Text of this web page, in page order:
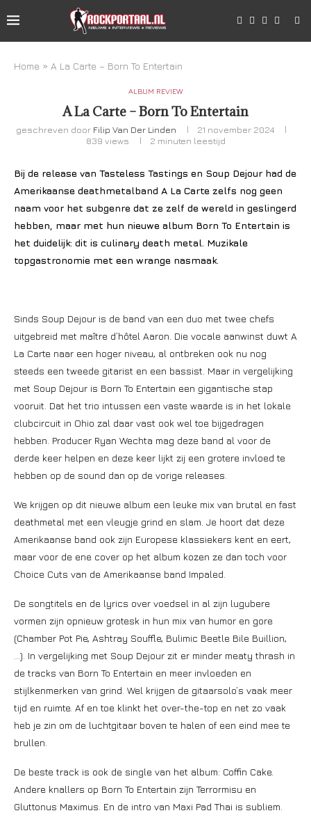
Home » A La Carte – Born To Entertain
ALBUM REVIEW
A La Carte – Born To Entertain
geschreven door Filip Van Der Linden
21 november 2024
839 views 2 minuten leestijd
Bij de release van Tasteless Tastings en Soup Dejour had de
Amerikaanse deathmetalband A La Carte zelfs nog geen
naam voor het subgenre dat ze zelf de wereld in geslingerd
hebben, maar met hun nieuwe album Born To Entertain is
het duidelijk: dit is culinary death metal. Muzikale
topgastronomie met een wrange nasmaak.
Sinds Soup Dejour is de band van een duo met twee chefs
uitgebreid met maître d’hôtel Aaron. Die vocale aanwinst duwt A
La Carte naar een hoger niveau, al ontbreken ook nu nog
steeds een tweede gitarist en een bassist. Maar in vergelijking
met Soup Dejour is Born To Entertain een gigantische stap
vooruit. Dat het trio intussen een vaste waarde is in het lokale
clubcircuit in Ohio zal daar vast ook wel toe bijgedragen
hebben. Producer Ryan Wechta mag deze band al voor de
derde keer helpen en deze keer lijkt zij een grotere invloed te
hebben op de sound dan op de vorige releases.
We krijgen op dit nieuwe album een leuke mix van brutal en fast
deathmetal met een vleugje grind en slam. Je hoort dat deze
Amerikaanse band ook zijn Europese klassiekers kent en eert,
maar voor de ene cover op het album kozen ze dan toch voor
Choice Cuts van de Amerikaanse band Impaled.
De songtitels en de lyrics over voedsel in al zijn lugubere
vormen zijn opnieuw grotesk in hun mix van humor en gore
(Chamber Pot Pie, Ashtray Souffle, Bulimic Beetle Bile Buillion,
…). In vergelijking met Soup Dejour zit er minder meaty thrash in
de tracks van Born To Entertain en meer invloeden en
stijlkenmerken van grind. Wel krijgen de gitaarsolo’s vaak meer
tijd en ruimte. Af en toe klinkt het over-the-top en net zo vaak
heb je zin om de luchtgitaar boven te halen of een eind mee te
brullen.
De beste track is ook de single van het album: Coffin Cake.
Andere knallers op Born To Entertain zijn Terrormisu en
Gluttonus Maximus. En de intro van Maxi Pad Thai is subliem.